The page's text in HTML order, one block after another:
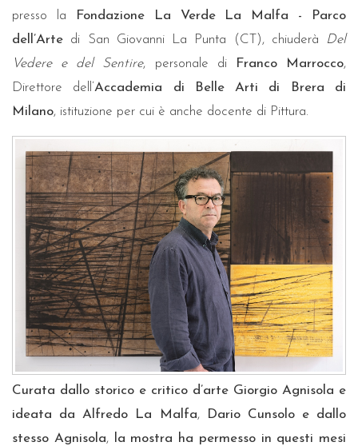
presso la
Fondazione La Verde La Malfa - Parco
dell’Arte di San Giovanni La Punta (CT), chiuderà
Del
Vedere e del Sentire, personale di Franco Marrocco,
Direttore dell’Accademia di Belle Arti di Brera di
Milano, istituzione per cui è anche docente di Pittura.
Curata dallo storico e critico d’arte Giorgio Agnisola e
ideata da
Alfredo La Malfa,
Dario Cunsolo e dallo
stesso Agnisola,
la mostra ha permesso in questi mesi